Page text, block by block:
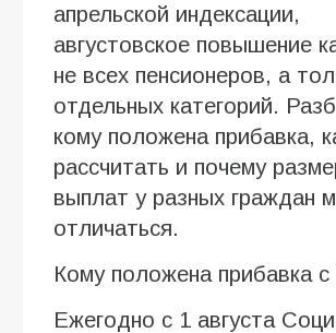
апрельской индексации,
августовское повышение
не всех пенсионеров, а
отдельных категорий.
кому положена прибавка,
рассчитать и почему
выплат у разных граждан
отличаться.
Кому положена прибавка с
Ежегодно с 1 августа